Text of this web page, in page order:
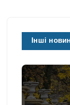
Інші